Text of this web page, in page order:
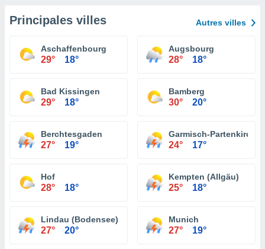
Principales villes Autres villes
Aschaffenbourg
29° 18°
Augsbourg
28° 18°
Bad Kissingen
29° 18°
Bamberg
30° 20°
Berchtesgaden
27° 19°
Garmisch-
24° 17°
Hof
28° 18°
Kempten (Allgäu)
25° 18°
Lindau (Bodensee)
27° 20°
Munich
27° 19°